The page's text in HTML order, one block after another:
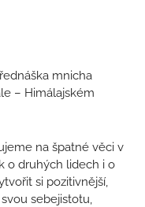
mnicha
– Himálajském
na špatné věci v
o druhých lidech i o
si pozitivnější,
sebejistotu,